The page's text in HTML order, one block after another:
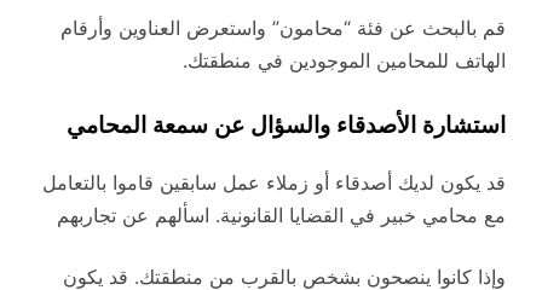
قم بالبحث عن فئة “محامون” واستعرض العناوين وأرقام
الهاتف للمحامين الموجودين في منطقتك.
استشارة الأصدقاء والسؤال عن سمعة المحامي
قد يكون لديك أصدقاء أو زملاء عمل سابقين قاموا بالتعامل
مع محامي خبير في القضايا القانونية. اسألهم عن تجاربهم
وإذا كانوا ينصحون بشخص بالقرب من منطقتك. قد يكون